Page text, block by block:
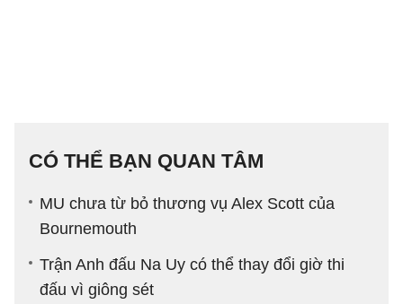
CÓ THỂ BẠN QUAN TÂM
MU chưa từ bỏ thương vụ Alex Scott của
Bournemouth
Trận Anh đấu Na Uy có thể thay đổi giờ thi
đấu vì giông sét